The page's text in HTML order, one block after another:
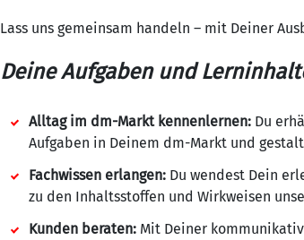
Lass uns gemeinsam handeln – mit Deiner
Deine Aufgaben und
Alltag im dm-Markt kennenlernen: Du
Aufgaben in Deinem dm-Markt und
Fachwissen erlangen: Du wendest Dein
zu den Inhaltsstoffen und Wirkweisen
Kunden beraten: Mit Deiner